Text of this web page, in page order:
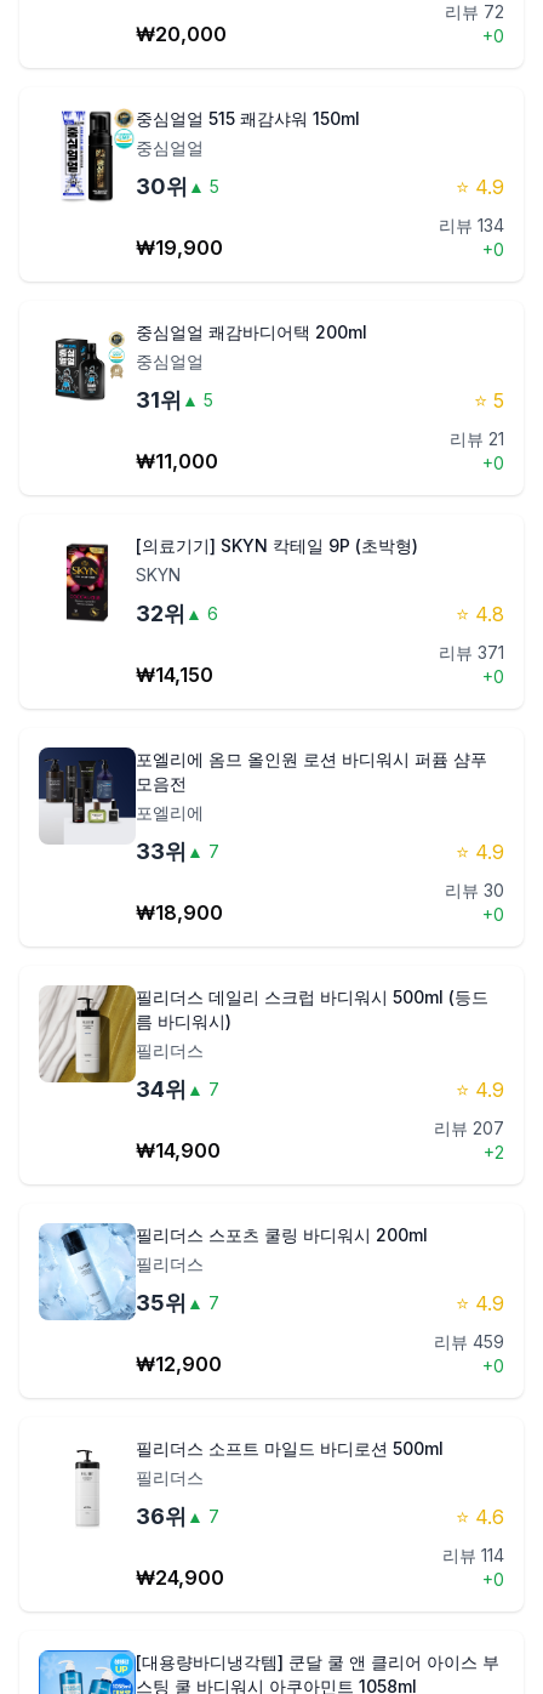
₩20,000
리뷰 72
+0
중심얼얼 515 쾌감샤워 150ml
중심얼얼
30위 ▲ 5 ⭐ 4.9
₩19,900
리뷰 134
+0
중심얼얼 쾌감바디어택 200ml
중심얼얼
31위 ▲ 5 ⭐ 5
₩11,000
리뷰 21
+0
[의료기기] SKYN 칵테일 9P (초박형)
SKYN
32위 ▲ 6 ⭐ 4.8
₩14,150
리뷰 371
+0
포엘리에 옴므 올인원 로션 바디워시 퍼퓸 샴푸
모음전
포엘리에
33위 ▲ 7 ⭐ 4.9
₩18,900
리뷰 30
+0
필리더스 데일리 스크럽 바디워시 500ml (등드
름 바디워시)
필리더스
34위 ▲ 7 ⭐ 4.9
₩14,900
리뷰 207
+2
필리더스 스포츠 쿨링 바디워시 200ml
필리더스
35위 ▲ 7 ⭐ 4.9
₩12,900
리뷰 459
+0
필리더스 소프트 마일드 바디로션 500ml
필리더스
36위 ▲ 7 ⭐ 4.6
₩24,900
리뷰 114
+0
[대용량바디냉각템] 쿤달 쿨 앤 클리어 아이스 부
스팅 쿨 바디워시 아쿠아민트 1058ml